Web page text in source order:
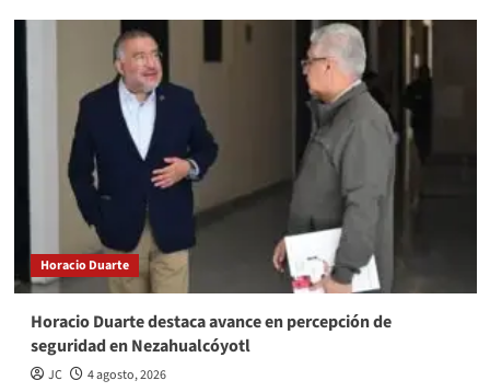
Horacio Duarte
Horacio Duarte destaca avance en percepción de
seguridad en Nezahualcóyotl
JC 4 agosto, 2026